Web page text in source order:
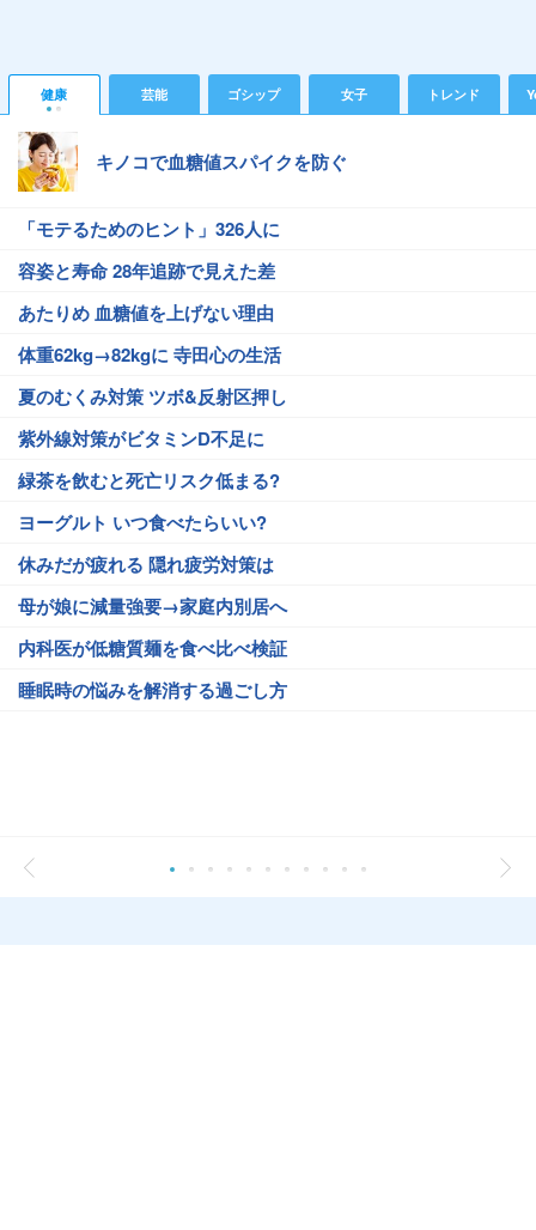
健康 芸能 ゴシップ 女子 トレンド
キノコで血糖値スパイクを防ぐ
「モテるためのヒント」326人に
容姿と寿命 28年追跡で見えた差
あたりめ 血糖値を上げない理由
体重62kg→82kgに 寺田心の生活
夏のむくみ対策 ツボ&反射区押し
紫外線対策がビタミンD不足に
緑茶を飲むと死亡リスク低まる?
ヨーグルト いつ食べたらいい?
休みだが疲れる 隠れ疲労対策は
母が娘に減量強要→家庭内別居へ
内科医が低糖質麺を食べ比べ検証
睡眠時の悩みを解消する過ごし方